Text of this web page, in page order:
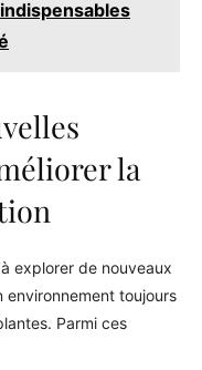
la
explorer de nouveaux
environnement toujours
Parmi ces